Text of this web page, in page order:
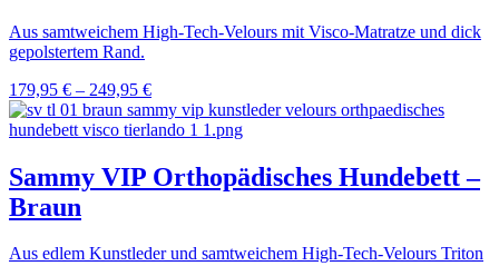
Aus samtweichem High-Tech-Velours mit Visco-Matratze und dick
gepolstertem Rand.
179,95 € – 249,95 €
Sammy VIP Orthopädisches Hundebett –
Braun
Aus edlem Kunstleder und samtweichem High-Tech-Velours Triton